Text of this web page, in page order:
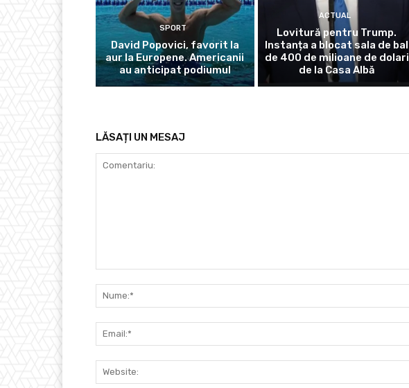
SPORT
David Popovici, favorit la
aur la Europene. Americanii
au anticipat podiumul
ACTUAL
Lovitură pentru Trump.
Instanța a blocat sala de bal
de 400 de milioane de dolari
de la Casa Albă
LĂSAȚI UN MESAJ